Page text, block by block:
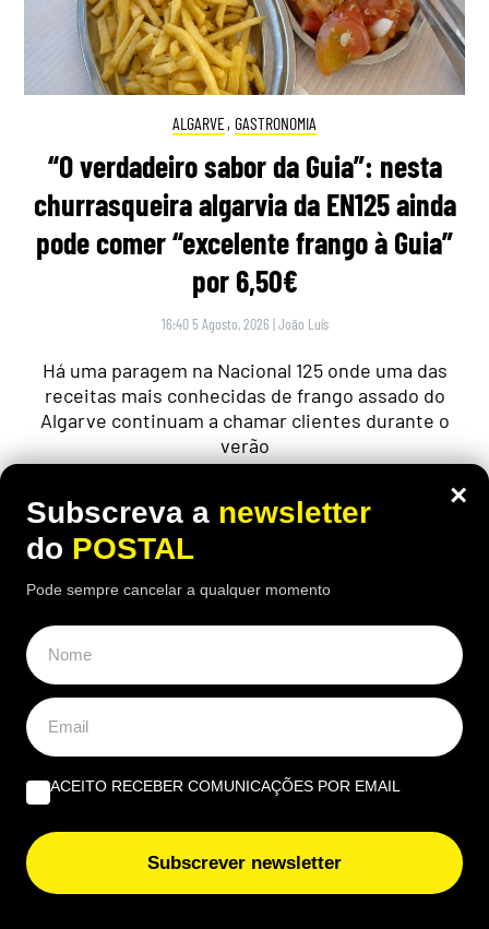
ALGARVE, GASTRONOMIA
“O verdadeiro sabor da Guia”: nesta
churrasqueira algarvia da EN125 ainda
pode comer “excelente frango à Guia”
por 6,50€
16:40 5 Agosto, 2026 |João Luís
Há uma paragem na Nacional 125 onde uma das
receitas mais conhecidas de frango assado do
Algarve continuam a chamar clientes durante o
verão
ÚLTIMAS NOTÍCIAS
nesta data e estas são as regiões afetadas (não é nos
Açores)
“Trabalhei desde os 14 anos e com 46 anos de
descontos tiraram‑me 18% da pensão”: homem
eclipse solar vai durar cerca de 26 segundos e é isto
que vai acontecer
×
Subscreva a newsletter
do POSTAL
Pode sempre cancelar a qualquer momento
ACEITO RECEBER COMUNICAÇÕES POR EMAIL
Subscrever newsletter